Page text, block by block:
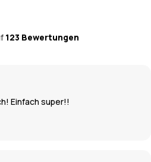
123 Bewertungen
Einfach super!!